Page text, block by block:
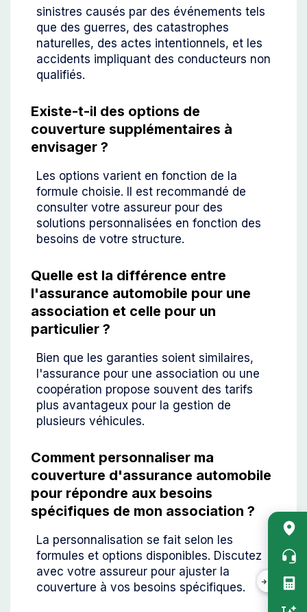
sinistres causés par des événements tels
que des guerres, des catastrophes
naturelles, des actes intentionnels, et les
accidents impliquant des conducteurs non
qualifiés.
Existe-t-il des options de
couverture supplémentaires à
envisager ?
Les options varient en fonction de la
formule choisie. Il est recommandé de
consulter votre assureur pour des
solutions personnalisées en fonction des
besoins de votre structure.
Quelle est la différence entre
l'assurance automobile pour une
association et celle pour un
particulier ?
Bien que les garanties soient similaires,
l'assurance pour une association ou une
coopération propose souvent des tarifs
plus avantageux pour la gestion de
plusieurs véhicules.
Comment personnaliser ma
couverture d'assurance automobile
pour répondre aux besoins
spécifiques de mon association ?
La personnalisation se fait selon les
formules et options disponibles. Discutez
avec votre assureur pour ajuster la
couverture à vos besoins spécifiques.